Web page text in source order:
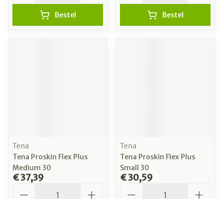
Bestel Bestel
Tena
Tena Proskin Flex Plus
Medium 30
€ 37,39
Tena
Tena Proskin Flex Plus
Small 30
€ 30,59